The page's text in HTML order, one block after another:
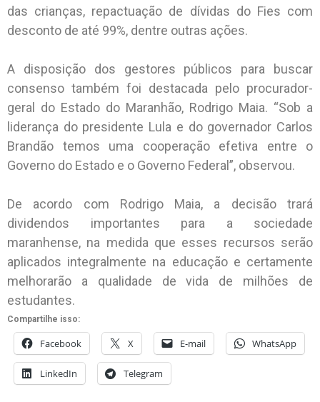
das crianças, repactuação de dívidas do Fies com
desconto de até 99%, dentre outras ações.
A disposição dos gestores públicos para buscar
consenso também foi destacada pelo procurador-
geral do Estado do Maranhão, Rodrigo Maia. “Sob a
liderança do presidente Lula e do governador Carlos
Brandão temos uma cooperação efetiva entre o
Governo do Estado e o Governo Federal”, observou.
De acordo com Rodrigo Maia, a decisão trará
dividendos importantes para a sociedade
maranhense, na medida que esses recursos serão
aplicados integralmente na educação e certamente
melhorarão a qualidade de vida de milhões de
estudantes.
Compartilhe isso:
Facebook X E-mail WhatsApp
LinkedIn Telegram